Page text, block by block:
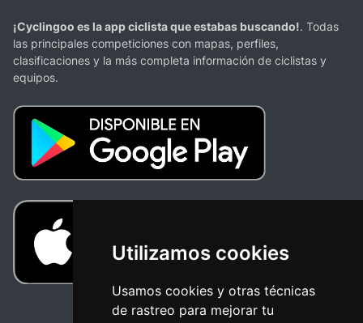
Utilizamos cookies
Usamos cookies y otras técnicas
de rastreo para mejorar tu
¡Cyclingoo es la app ciclista que estabas buscando!. Todas
las principales competiciones con mapas, perfiles,
clasificaciones y la más completa información de ciclistas y
equipos.